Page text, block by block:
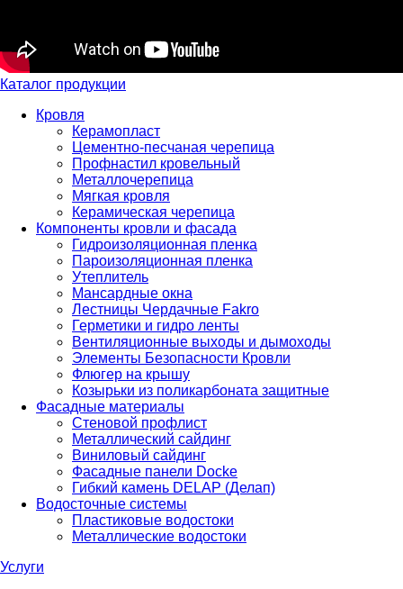
Каталог продукции
Кровля
Керамопласт
Цементно-песчаная черепица
Профнастил кровельный
Металлочерепица
Мягкая кровля
Керамическая черепица
Компоненты кровли и фасада
Гидроизоляционная пленка
Пароизоляционная пленка
Утеплитель
Мансардные окна
Лестницы Чердачные Fakro
Герметики и гидро ленты
Вентиляционные выходы и дымоходы
Элементы Безопасности Кровли
Флюгер на крышу
Козырьки из поликарбоната защитные
Фасадные материалы
Стеновой профлист
Металлический сайдинг
Виниловый сайдинг
Фасадные панели Docke
Гибкий камень DELAP (Делап)
Водосточные системы
Пластиковые водостоки
Металлические водостоки
Услуги